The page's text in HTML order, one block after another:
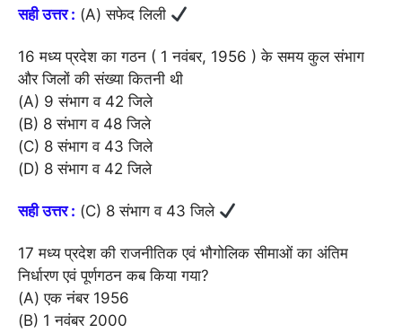
सही उत्तर : (A) सफेद लिली
16 मध्य प्रदेश का गठन ( 1 नवंबर, 1956 ) के समय कुल संभाग
और जिलों की संख्या कितनी थी
(A) 9 संभाग व 42 जिले
(B) 8 संभाग व 48 जिले
(C) 8 संभाग व 43 जिले
(D) 8 संभाग व 42 जिले
सही उत्तर : (C) 8 संभाग व 43 जिले
17 मध्य प्रदेश की राजनीतिक एवं भौगोलिक सीमाओं का अंतिम
निर्धारण एवं पूर्णगठन कब किया गया?
(A) एक नंबर 1956
(B) 1 नवंबर 2000